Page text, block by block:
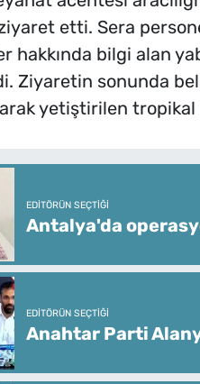
ziyaret etti. Sera
hakkında bilgi alan
Ziyaretin sonunda
yetiştirilen
EDITÖRÜN SEÇTIĞI
Antalya'da
EDITÖRÜN SEÇTIĞI
Anahtar Parti